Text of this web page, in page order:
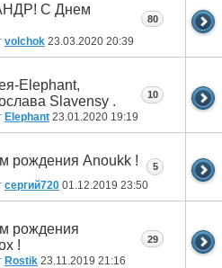
С Днем
volchok 23.03.2020 20:39
80
Elephant,
Slavensy .
Elephant 23.01.2020 19:19
10
рождения Anoukk !
сергий720 01.12.2019 23:50
5
рождения
!
Rostik 23.11.2019 21:16
29